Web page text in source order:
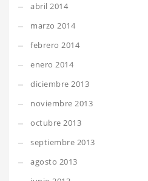
abril 2014
marzo 2014
febrero 2014
enero 2014
diciembre 2013
noviembre 2013
octubre 2013
septiembre 2013
agosto 2013